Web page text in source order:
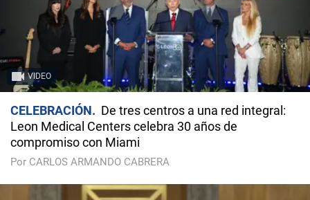
VIDEO
CELEBRACIÓN
De tres centros a una red integral:
Leon Medical Centers celebra 30 años de
compromiso con Miami
Por CARLOS ARMANDO CABRERA